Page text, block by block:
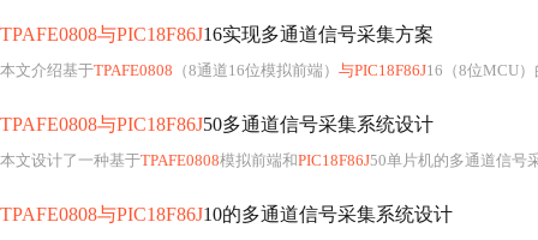
TPAFE0808与PIC18F86J16实现多通道信号采集方案
本文介绍基于TPAFE0808 （8通道16位模拟前端） 与PIC18F86J16（8位MCU）的多通道
TPAFE0808与PIC18F86J50多通道信号采集系统设计
本文设计了一种基于TPAFE0808模拟前端和PIC18F86J50单片机的多通道信号采集系
TPAFE0808与PIC18F86J10的多通道信号采集系统设计